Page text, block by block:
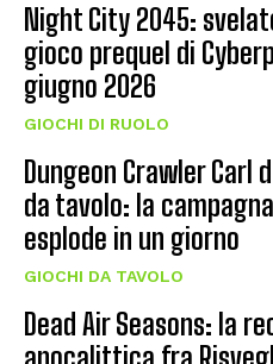
Night City 2045:
gioco prequel di
giugno 2026
GIOCHI DI RUOLO
Dungeon Crawler Carl
da tavolo: la
esplode in un giorno
GIOCHI DA TAVOLO
Dead Air Seasons: la